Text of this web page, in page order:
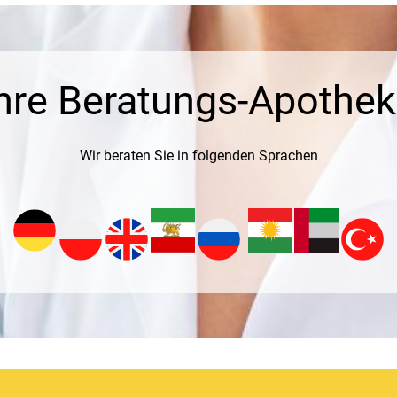
Beratungs-
Wir beraten Sie in folgenden Sprachen